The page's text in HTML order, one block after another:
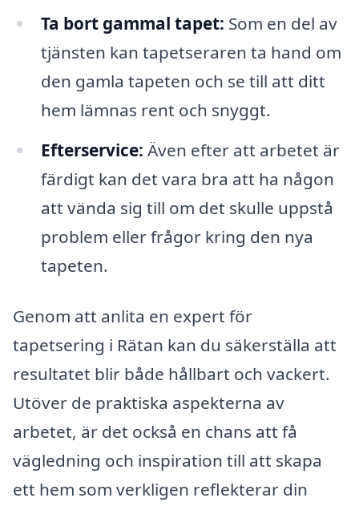
Ta bort gammal tapet: Som en del av
tjänsten kan tapetseraren ta hand om
den gamla tapeten och se till att ditt
hem lämnas rent och snyggt.
Efterservice: Även efter att arbetet är
färdigt kan det vara bra att ha någon
att vända sig till om det skulle uppstå
problem eller frågor kring den nya
tapeten.
Genom att anlita en expert för
tapetsering i Rätan kan du säkerställa att
resultatet blir både hållbart och vackert.
Utöver de praktiska aspekterna av
arbetet, är det också en chans att få
vägledning och inspiration till att skapa
ett hem som verkligen reflekterar din